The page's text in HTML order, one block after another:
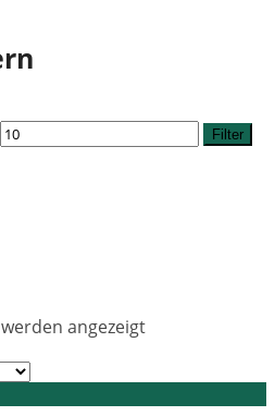
Max.
Preis
Filter
angezeigt